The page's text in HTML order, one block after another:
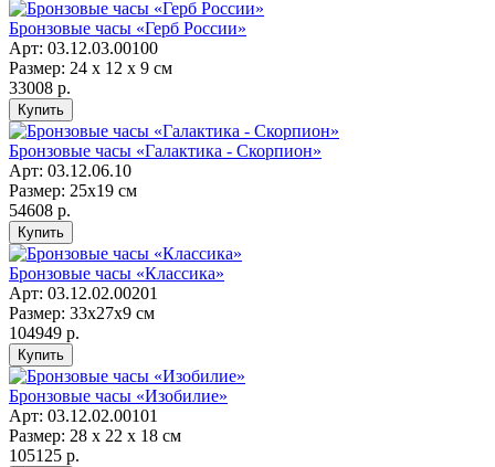
Бронзовые часы «Герб России»
Арт: 03.12.03.00100
Размер: 24 х 12 х 9 см
33008 р.
Бронзовые часы «Галактика - Скорпион»
Арт: 03.12.06.10
Размер: 25х19 см
54608 р.
Бронзовые часы «Классика»
Арт: 03.12.02.00201
Размер: 33х27х9 см
104949 р.
Бронзовые часы «Изобилие»
Арт: 03.12.02.00101
Размер: 28 х 22 х 18 см
105125 р.